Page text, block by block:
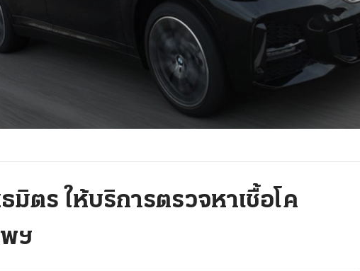
ตร ให้บริการตรวจหาเชื้อโค
พฯ